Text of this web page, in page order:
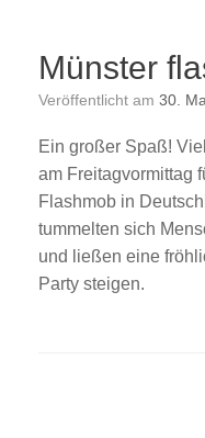
Münster
Veröffentlicht am 30.
Ein großer Spaß!
am Freitagvormittag
Flashmob in
tummelten sich
und ließen eine
Party steigen.